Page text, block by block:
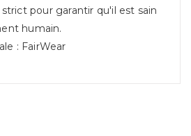
pour garantir qu'il est sain
humain.
: FairWear